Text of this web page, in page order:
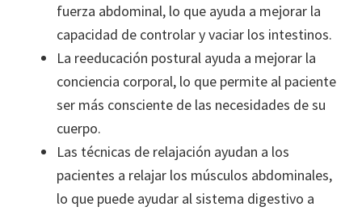
fuerza abdominal, lo que ayuda a mejorar la
capacidad de controlar y vaciar los intestinos.
La reeducación postural ayuda a mejorar la
conciencia corporal, lo que permite al paciente
ser más consciente de las necesidades de su
cuerpo.
Las técnicas de relajación ayudan a los
pacientes a relajar los músculos abdominales,
lo que puede ayudar al sistema digestivo a